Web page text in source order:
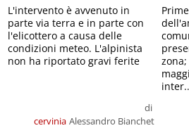
cervinia
di
Alessandro Bianchet
L'intervento è avvenuto in
parte via terra e in parte con
l'elicottero a causa delle
condizioni meteo. L'alpinista
non ha riportato gravi ferite